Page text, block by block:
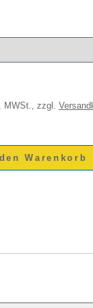
MWSt., zzgl.